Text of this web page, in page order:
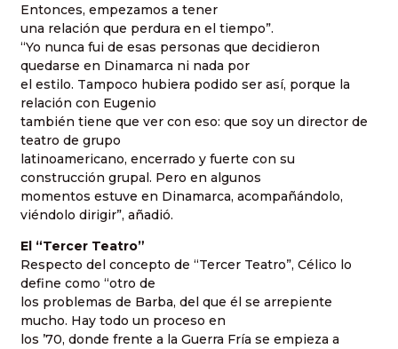
Entonces, empezamos a tener
una relación que perdura en el tiempo”.
“Yo nunca fui de esas personas que decidieron
quedarse en Dinamarca ni nada por
el estilo. Tampoco hubiera podido ser así, porque la
relación con Eugenio
también tiene que ver con eso: que soy un director de
teatro de grupo
latinoamericano, encerrado y fuerte con su
construcción grupal. Pero en algunos
momentos estuve en Dinamarca, acompañándolo,
viéndolo dirigir”, añadió.
El “Tercer Teatro”
Respecto del concepto de “Tercer Teatro”, Célico lo
define como “otro de
los problemas de Barba, del que él se arrepiente
mucho. Hay todo un proceso en
los ’70, donde frente a la Guerra Fría se empieza a